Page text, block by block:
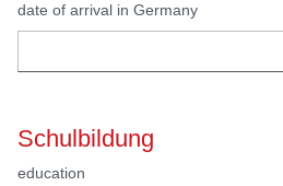
date of arrival in Germany
Schulbildung
education